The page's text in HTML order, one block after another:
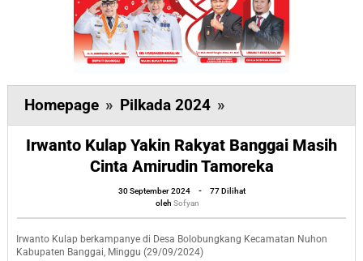
Homepage » Pilkada 2024 »
Kulap
Yakin
Rakyat
Banggai
Masih
Cinta
Irwanto Kulap Yakin Rakyat Banggai Masih
Cinta Amirudin Tamoreka
30 September 2024
oleh
Sofyan
-
77 Dilihat
oleh Sofyan
Irwanto Kulap berkampanye di Desa Bolobungkang Kecamatan Nuhon
Kabupaten Banggai, Minggu (29/09/2024)